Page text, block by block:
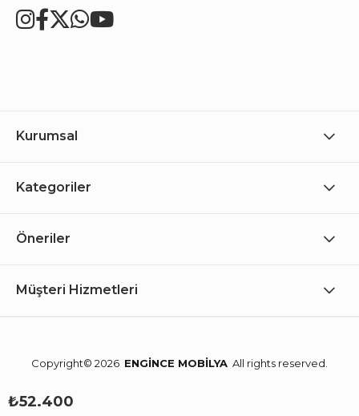
₺52.400
Kurumsal
Kategoriler
Öneriler
Müşteri Hizmetleri
Copyright© 2026 ENGİNCE MOBİLYA All rights reserved.